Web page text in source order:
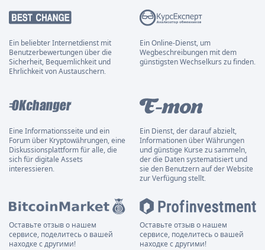
Ein beliebter Internetdienst mit
Benutzerbewertungen über die
Sicherheit, Bequemlichkeit und
Ehrlichkeit von Austauschern.
Ein Online-Dienst, um
Wegbeschreibungen mit dem
günstigsten Wechselkurs zu finden.
Eine Informationsseite und ein
Forum über Kryptowährungen, eine
Diskussionsplattform für alle, die
sich für digitale Assets
interessieren.
Ein Dienst, der darauf abzielt,
Informationen über Währungen
und günstige Kurse zu sammeln,
der die Daten systematisiert und
sie den Benutzern auf der Website
zur Verfügung stellt.
Оставьте отзыв о нашем
сервисе, поделитесь о вашей
находке с другими!
Оставьте отзыв о нашем
сервисе, поделитесь о вашей
находке с другими!